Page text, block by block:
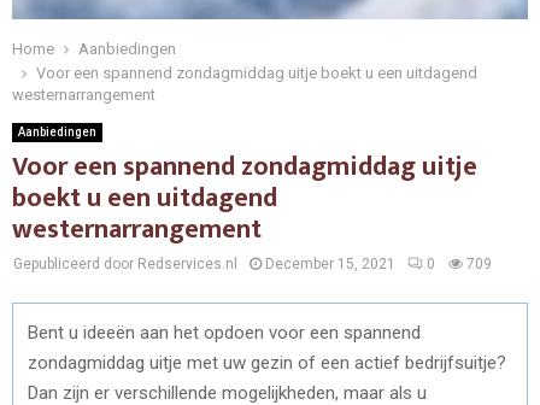
Home
Aanbiedingen
Voor een spannend zondagmiddag uitje boekt u een uitdagend
westernarrangement
Aanbiedingen
Voor een spannend zondagmiddag uitje
boekt u een uitdagend
westernarrangement
Gepubliceerd door Redservices.nl December 15, 2021 0 709
Bent u ideeën aan het opdoen voor een spannend
zondagmiddag uitje met uw gezin of een actief bedrijfsuitje?
Dan zijn er verschillende mogelijkheden, maar als u